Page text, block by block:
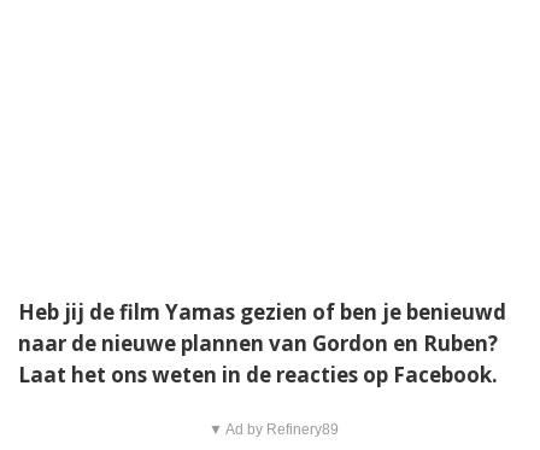
Heb jij de film Yamas gezien of ben je benieuwd
naar de nieuwe plannen van Gordon en Ruben?
Laat het ons weten in de reacties op Facebook.
▼ Ad by Refinery89